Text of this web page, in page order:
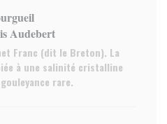
Audebert
Franc (dit le Breton). La
à une salinité cristalline
rare.